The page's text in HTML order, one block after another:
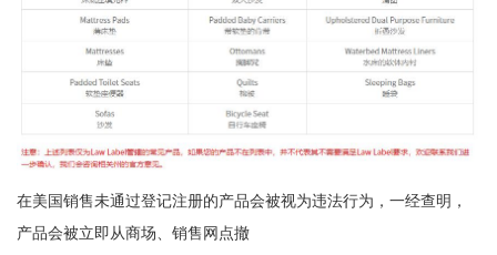
在美国销售未通过登记注册的产品会被视为违法行为，一经查明，
产品会被立即从商场、销售网点撤